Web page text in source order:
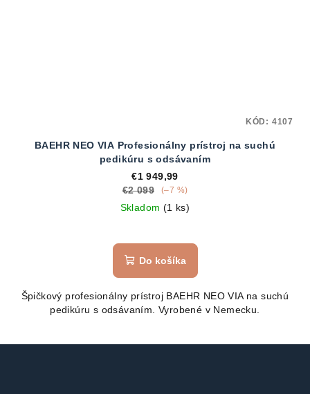
BAEHR NEO VIA Profesionálny prístroj na suchú
pedikúru s odsávaním
€1 949,99
€2 099
(–7 %)
Skladom (1 ks)
Do košíka
Špičkový profesionálny prístroj BAEHR NEO VIA na suchú
pedikúru s odsávaním. Vyrobené v Nemecku.
KÓD: 4107